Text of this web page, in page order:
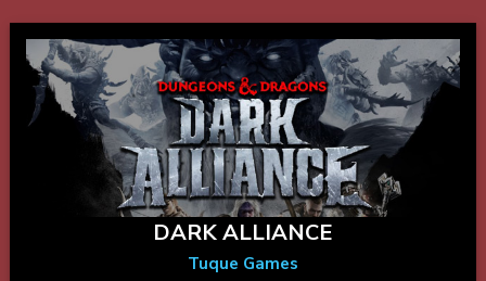
DARK ALLIANCE
Tuque Games